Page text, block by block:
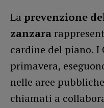
La prevenzione
zanzara
cardine del piano. I
primavera,
nelle aree
chiamati a